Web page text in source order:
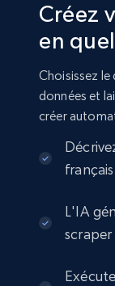
Créez
en
Choisissez le
données et
créer
L'IA
scraper